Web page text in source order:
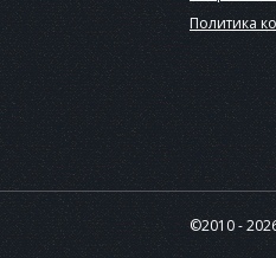
Политика
©2010 -